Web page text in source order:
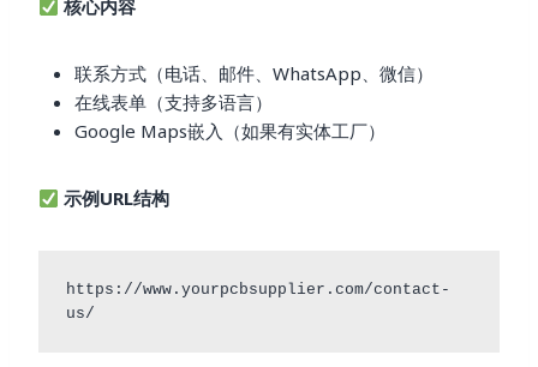
核心内容
联系方式（电话、邮件、WhatsApp、微信）
在线表单（支持多语言）
Google Maps嵌入（如果有实体工厂）
示例URL结构
https://www.yourpcbsupplier.com/contact-